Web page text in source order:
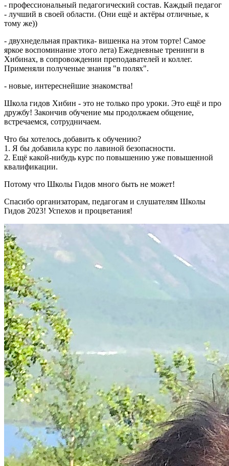
- профессиональный педагогический состав. Каждый педагог
- лучший в своей области. (Они ещё и актёры отличные, к
тому же))
- двухнедельная практика- вишенка на этом торте! Самое
яркое воспоминание этого лета) Ежедневные тренинги в
Хибинах, в сопровождении преподавателей и коллег.
Применяли полученые знания "в полях".
- новые, интереснейшие знакомства!
Школа гидов Хибин - это не только про уроки. Это ещё и про
дружбу! Закончив обучение мы продолжаем общение,
встречаемся, сотрудничаем.
Что бы хотелось добавить к обучению?
1. Я бы добавила курс по лавиной безопасности.
2. Ещё какой-нибудь курс по повышению уже повышенной
квалификации.
Потому что Школы Гидов много быть не может!
Спасибо организаторам, педагогам и слушателям Школы
Гидов 2023! Успехов и процветания!